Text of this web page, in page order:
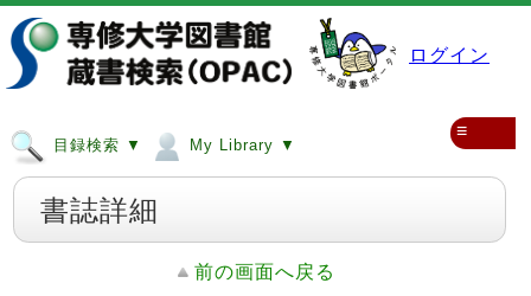
ログイン
目録検索 ▼ My Library ▼
≡
書誌詳細
前の画面へ戻る